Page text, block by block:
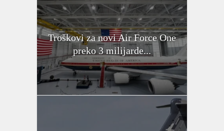
Troškovi za novi Air Force One
preko 3 milijarde...